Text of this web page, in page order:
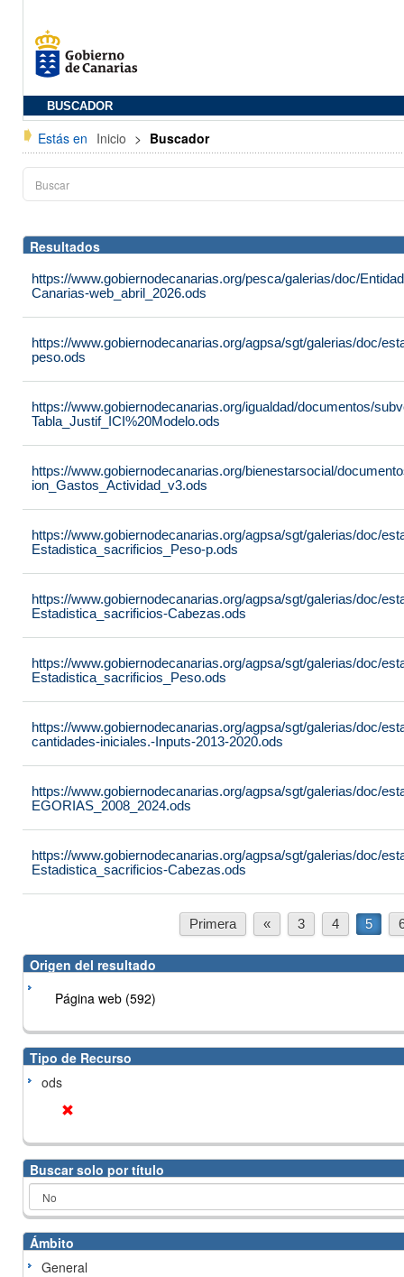
BUSCADOR
Estás en Inicio > Buscador
Resultados
https://www.gobiernodecanarias.org/pesca/galerias/doc/
Canarias-web_abril_2026.ods
https://www.gobiernodecanarias.org/agpsa/sgt/galerias/doc/
peso.ods
https://www.gobiernodecanarias.org/igualdad/documentos/
Tabla_Justif_ICI%20Modelo.ods
https://www.gobiernodecanarias.org/bienestarsocial/
ion_Gastos_Actividad_v3.ods
https://www.gobiernodecanarias.org/agpsa/sgt/galerias/doc/
Estadistica_sacrificios_Peso-p.ods
https://www.gobiernodecanarias.org/agpsa/sgt/galerias/doc/
Estadistica_sacrificios-Cabezas.ods
https://www.gobiernodecanarias.org/agpsa/sgt/galerias/doc/
Estadistica_sacrificios_Peso.ods
https://www.gobiernodecanarias.org/agpsa/sgt/galerias/doc/
cantidades-iniciales.-Inputs-2013-2020.ods
https://www.gobiernodecanarias.org/agpsa/sgt/galerias/doc/
EGORIAS_2008_2024.ods
https://www.gobiernodecanarias.org/agpsa/sgt/galerias/doc/
Estadistica_sacrificios-Cabezas.ods
Primera « 3 4 5
Origen del resultado
Página web (592)
Tipo de Recurso
ods
Buscar solo por título
Ámbito
General